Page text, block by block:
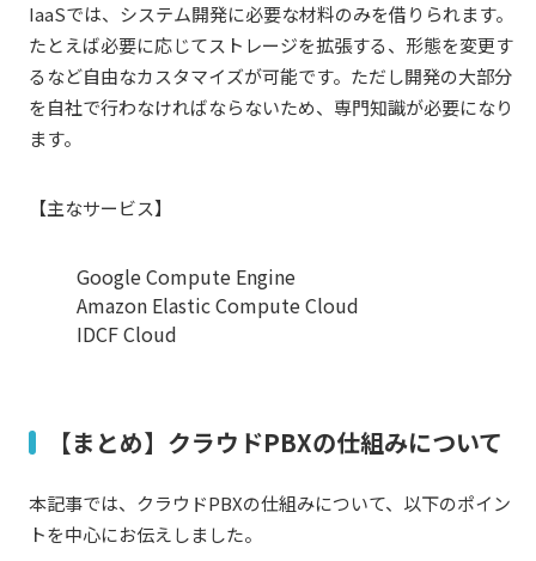
IaaSでは、システム開発に必要な材料のみを借りられます。
たとえば必要に応じてストレージを拡張する、形態を変更す
るなど自由なカスタマイズが可能です。ただし開発の大部分
を自社で行わなければならないため、専門知識が必要になり
ます。
【主なサービス】
Google Compute Engine
Amazon Elastic Compute Cloud
IDCF Cloud
【まとめ】クラウドPBXの仕組みについて
本記事では、クラウドPBXの仕組みについて、以下のポイン
トを中心にお伝えしました。